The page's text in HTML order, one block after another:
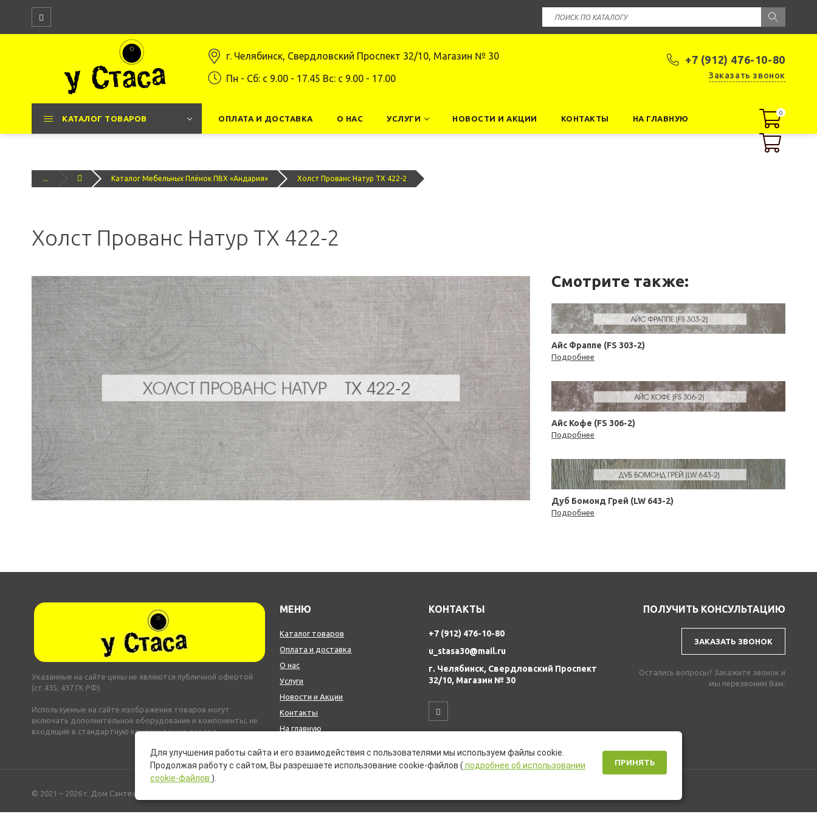
+7 (912) 476-10-80
Заказать звонок
г. Челябинск, Свердловский Проспект 32/10, Магазин № 30
Пн - Сб: c 9.00 - 17.45 Вс: c 9.00 - 17.00
КАТАЛОГ ТОВАРОВ ОПЛАТА И ДОСТАВКА О НАС УСЛУГИ НОВОСТИ И АКЦИИ КОНТАКТЫ НА ГЛАВНУЮ
0
0
... Каталог Мебельных Плёнок ПВХ «Андария» Холст Прованс Натур TX 422-2
Холст Прованс Натур TX 422-2
Смотрите также:
Айс Фраппе (FS 303-2)
Подробнее
Айс Кофе (FS 306-2)
Подробнее
Дуб Бомонд Грей (LW 643-2)
Подробнее
Указанные на сайте цены не являются публичной офертой
(ст.435, 437 ГК РФ).
Используемые на сайте изображения товаров могут
включать дополнительное оборудование и компоненты, не
входящие в стандартную комплектацию товара.
МЕНЮ
Каталог товаров
Оплата и доставка
О нас
Услуги
Новости и Акции
Контакты
На главную
КОНТАКТЫ
+7 (912) 476-10-80
u_stasa30@mail.ru
г. Челябинск, Свердловский Проспект
32/10, Магазин № 30
ПОЛУЧИТЬ КОНСУЛЬТАЦИЮ
ЗАКАЗАТЬ ЗВОНОК
Остались вопросы? Закажите звонок и
мы перезвоним Вам.
© 2021 – 2026 г. Дом Сантехники «У Стаса»
Для улучшения работы сайта и его взаимодействия с пользователями мы используем файлы cookie.
Продолжая работу с сайтом, Вы разрешаете использование cookie-файлов ( подробнее об использовании
cookie-файлов ).
ПРИНЯТЬ